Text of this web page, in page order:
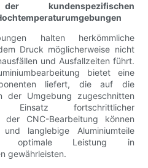
kundenspezifischen
halten herkömmliche
Druck möglicherweise nicht
und Ausfallzeiten führt.
bietet eine
liefert, die auf die
der Umgebung zugeschnitten
fortschrittlicher
der CNC-Bearbeitung können
langlebige Aluminiumteile
optimale Leistung in
gewährleisten.